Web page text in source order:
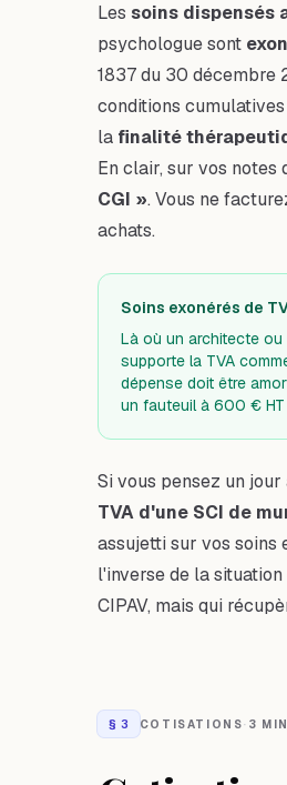
Les soins dispensés
psychologue sont
1837 du 30 décembre
conditions
la finalité
En clair, sur vos notes
CGI ». Vous ne
achats.
Soins exonérés de
Là où un architecte ou
supporte la TVA
dépense doit être
un fauteuil à 600 €
Si vous pensez un
TVA d'une SCI de
assujetti sur vos soins
l'inverse de la
CIPAV, mais qui
§ 3 COTISATIONS· 3 MIN